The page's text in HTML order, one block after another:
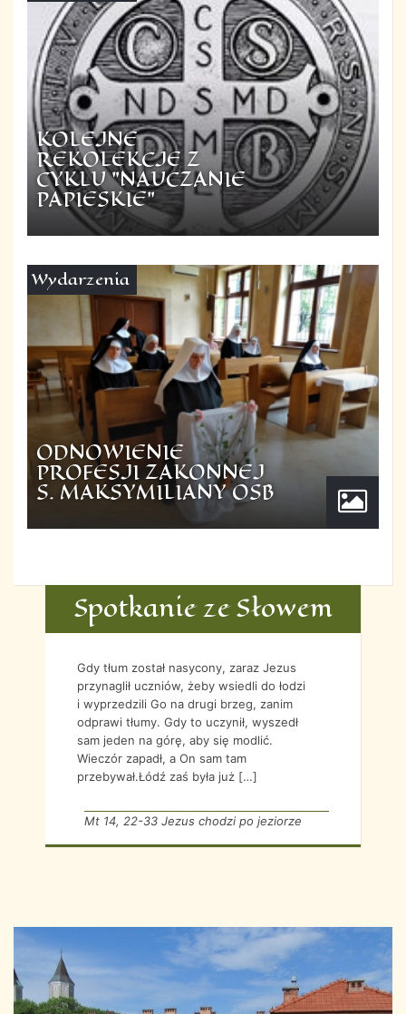
KOLEJNE
REKOLEKCJE Z
CYKLU "NAUCZANIE
PAPIESKIE"
ODNOWIENIE
PROFESJI ZAKONNEJ
S. MAKSYMILIANY OSB
Wydarzenia
Spotkanie ze Słowem
Gdy tłum został nasycony, zaraz Jezus
przynaglił uczniów, żeby wsiedli do łodzi
i wyprzedzili Go na drugi brzeg, zanim
odprawi tłumy. Gdy to uczynił, wyszedł
sam jeden na górę, aby się modlić.
Wieczór zapadł, a On sam tam
przebywał.Łódź zaś była już […]
Mt 14, 22-33 Jezus chodzi po jeziorze